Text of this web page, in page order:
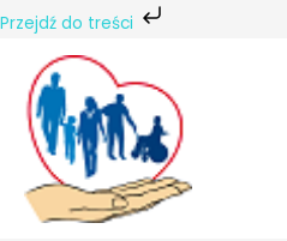
Przejdź do treści
treści